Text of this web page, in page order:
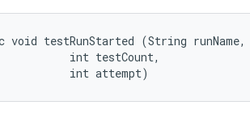
void testRunStarted (String runName,
int testCount,
int attempt)